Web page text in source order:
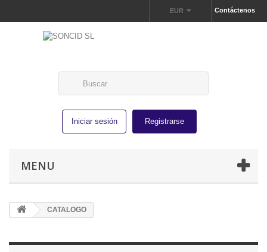
Contáctenos
EUR
Iniciar sesión Registrarse
MENU
CATALOGO